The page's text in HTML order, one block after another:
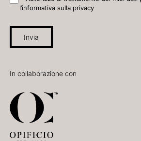
l’informativa sulla privacy
Invia
In collaborazione con